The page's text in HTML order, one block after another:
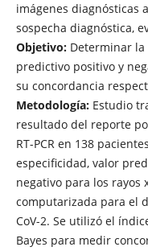
imágenes diagnósticas
sospecha diagnóstica,
Objetivo:Determinar la
predictivo positivo y
su concordancia
Metodología:Estudio
resultado del reporte
RT-PCR en 138
especificidad, valor
negativo para los rayos
computarizada para el
CoV-2. Se utilizó el
Bayes para medir